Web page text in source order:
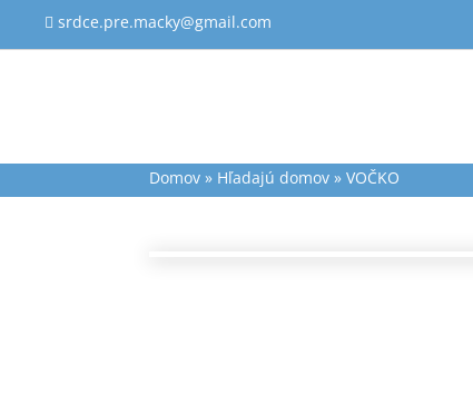
 srdce.pre.macky@gmail.com
Domov » Hľadajú domov »VOČKO